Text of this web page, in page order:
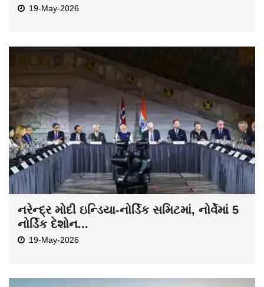
19-May-2026
નરેન્દ્ર મોદી ઇન્ડિયા-નોર્ડિક સમિટમાં, નોર્વેમાં 5
નોર્ડિક દેશોન...
19-May-2026